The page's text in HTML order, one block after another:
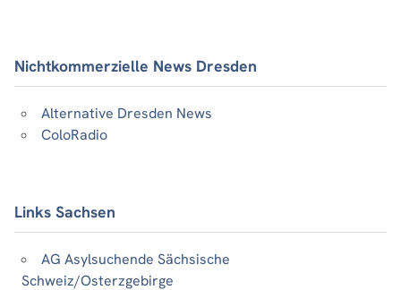
Nichtkommerzielle News Dresden
Alternative Dresden News
ColoRadio
Links Sachsen
AG Asylsuchende Sächsische
Schweiz/Osterzgebirge